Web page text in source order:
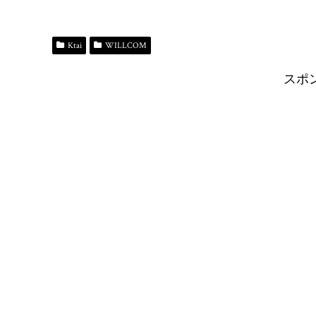
oky
Ktai WILLCOM
スポ